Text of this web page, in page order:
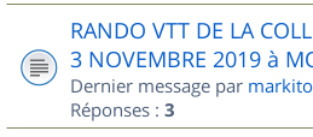
RANDO VTT DE LA
3 NOVEMBRE 2019 à
Dernier message par
Réponses : 3